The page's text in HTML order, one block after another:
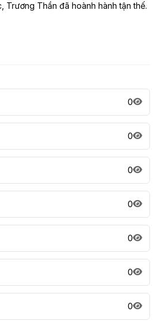
Trương Thần đã hoành hành tận thế.
0
0
0
0
0
0
0